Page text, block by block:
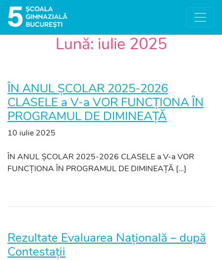
Lună: iulie 2025
ÎN ANUL ȘCOLAR 2025-2026
CLASELE a V-a VOR FUNCȚIONA ÎN
PROGRAMUL DE DIMINEAȚĂ
10 iulie 2025
ÎN ANUL ȘCOLAR 2025-2026 CLASELE a V-a VOR
FUNCȚIONA ÎN PROGRAMUL DE DIMINEAȚĂ […]
Rezultate Evaluarea Națională – după
Contestații